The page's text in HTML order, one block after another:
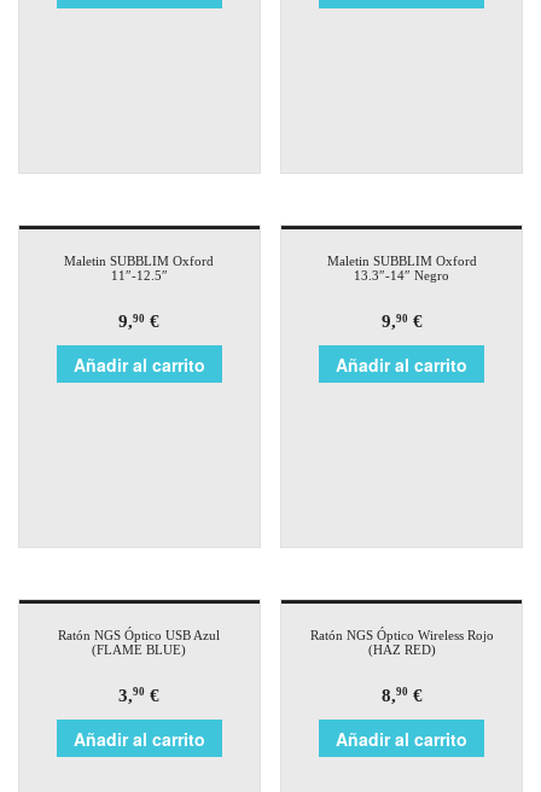
Maletin SUBBLIM Oxford
11″-12.5″
9,90 €
Añadir al carrito
Maletin SUBBLIM Oxford
13.3″-14″ Negro
9,90€
Añadir al carrito
Ratón NGS Óptico USB Azul
(FLAME BLUE)
3,90 €
Añadir al carrito
Ratón NGS Óptico Wireless Rojo
(HAZ RED)
8,90€
Añadir al carrito